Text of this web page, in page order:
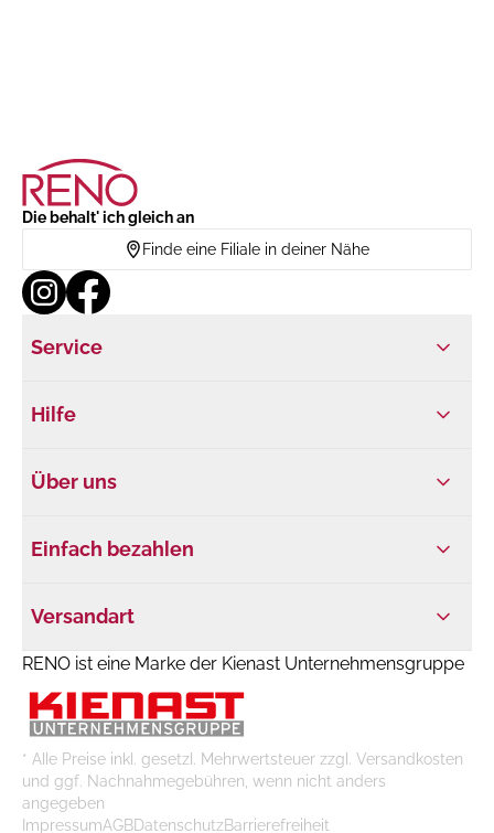
Die behalt' ich gleich an
Finde eine Filiale in deiner Nähe
Service
Hilfe
Über uns
Einfach bezahlen
Versandart
RENO ist eine Marke der Kienast Unternehmensgruppe
* Alle Preise inkl. gesetzl. Mehrwertsteuer zzgl. Versandkosten
und ggf. Nachnahmegebühren, wenn nicht anders
angegeben
ImpressumAGBDatenschutzBarrierefreiheit